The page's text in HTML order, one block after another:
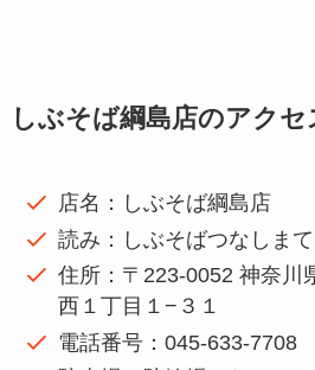
しぶそば綱島店のアクセ
店名：しぶそば綱島店
読み：しぶそばつなしま
住所：〒223-0052 神奈川
西１丁目１−３１
電話番号：045-633-7708